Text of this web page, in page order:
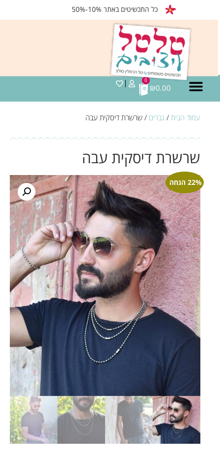
כל התכשיטים באתר 10%-50%
₪0.00
0
עמוד הבית/ גברים/ שרשרת דיסקית עבה
שרשרת דיסקית עבה
22% הנחה